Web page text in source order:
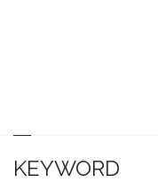
KEYWORD